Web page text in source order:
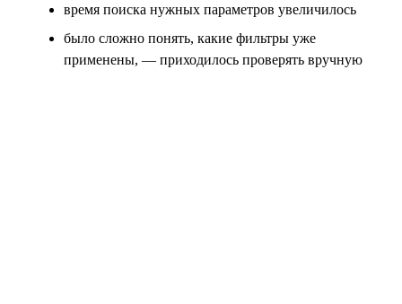
время поиска нужных параметров увеличилось
было сложно понять, какие фильтры уже
применены, — приходилось проверять вручную